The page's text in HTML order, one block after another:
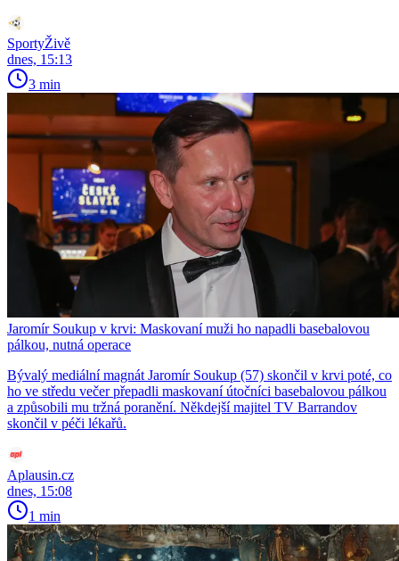
SportyŽivě
dnes, 15:13
3 min
Jaromír Soukup v krvi: Maskovaní muži ho napadli basebalovou
pálkou, nutná operace
Bývalý mediální magnát Jaromír Soukup (57) skončil v krvi poté, co
ho ve středu večer přepadli maskovaní útočníci basebalovou pálkou
a způsobili mu tržná poranění. Někdejší majitel TV Barrandov
skončil v péči lékařů.
Aplausin.cz
dnes, 15:08
1 min